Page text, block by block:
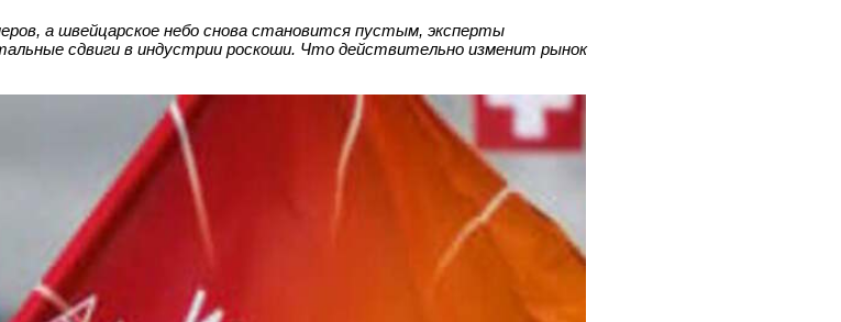
а швейцарское небо снова становится пустым, эксперты
сдвиги в индустрии роскоши. Что действительно изменит рынок